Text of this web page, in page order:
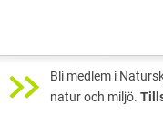
Bli medlem i
natur och miljö.